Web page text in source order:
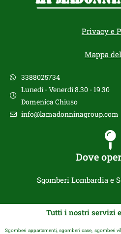
Privacy e
Mappa
3388025734
Lunedì - Venerdì 8.30 - 19.30
Domenica Chiuso
info@lamadonninagroup.com
Dove
Sgomberi Lombardia e
Tutti i nostri servizi
Sgomberi appartamenti, sgomberi case, sgomberi